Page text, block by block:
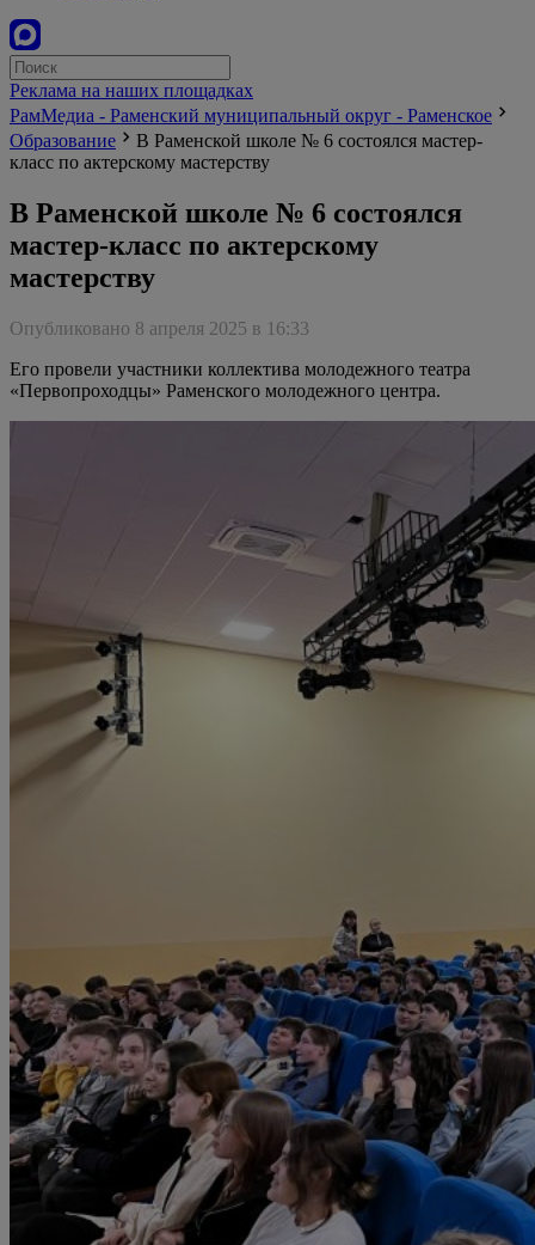
Реклама на наших площадках
РамМедиа - Раменский муниципальный округ - Раменское
Образование
В Раменской школе № 6 состоялся мастер-
класс по актерскому мастерству
В Раменской школе № 6 состоялся
мастер-класс по актерскому
мастерству
Опубликовано 8 апреля 2025 в 16:33
Его провели участники коллектива молодежного театра
«Первопроходцы» Раменского молодежного центра.